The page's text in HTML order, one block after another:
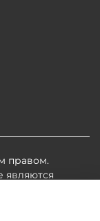
правом.
являются